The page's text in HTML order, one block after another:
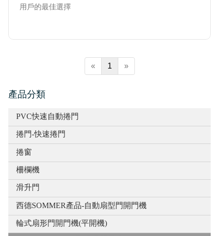
用戶的最佳選擇
« 1 »
產品分類
PVC快速自動捲門
捲門-快速捲門
捲窗
柵欄機
滑升門
西德SOMMER產品-自動扇型門開門機
輪式扇形門開門機(平開機)